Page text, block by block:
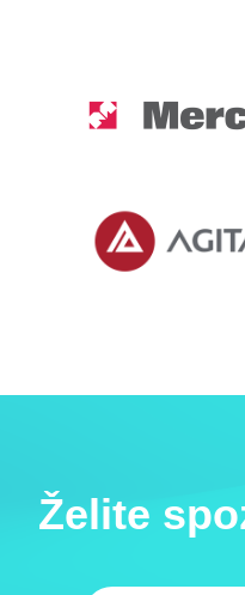
Želite